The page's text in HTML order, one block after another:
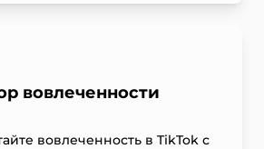
вовлеченности
вовлеченность в TikTok с